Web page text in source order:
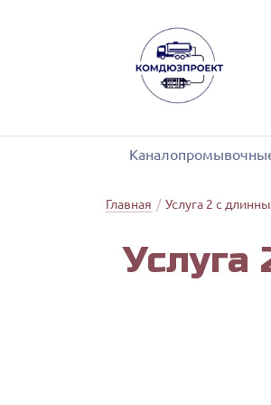
Главная / Услуга 2 с
Ус­лу­га